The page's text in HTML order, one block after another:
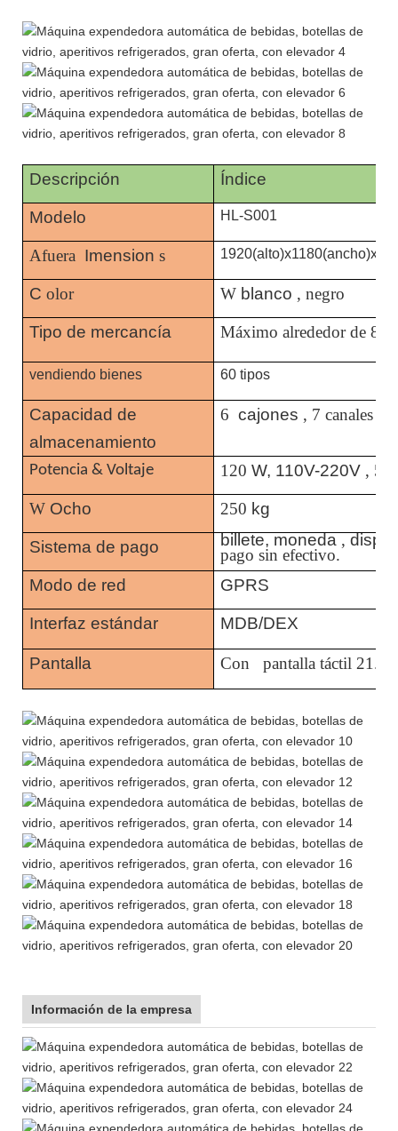
Descripción Índice
Modelo HL-S001
Afuera Imensions
C olor W blanco , negro
Tipo de mercancía Máximo alrededor de 80
vendiendo bienes 60 tipos
Capacidad de
almacenamiento
6 cajones , 7 canales
Potencia & Voltaje 120W, 110V-220V ,
W Ocho 250 kg
Sistema de pago billete, moneda ,
pago sin efectivo.
Modo de red
GPRS
Interfaz estándar MDB/DEX
Pantalla Con pantalla táctil 21.5
Información de la empresa